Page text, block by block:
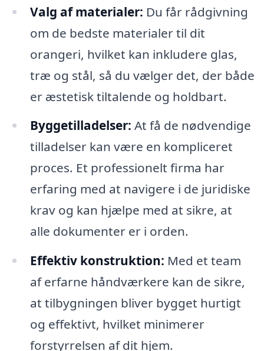
Valg af materialer: Du får rådgivning
om de bedste materialer til dit
orangeri, hvilket kan inkludere glas,
træ og stål, så du vælger det, der både
er æstetisk tiltalende og holdbart.
Byggetilladelser: At få de nødvendige
tilladelser kan være en kompliceret
proces. Et professionelt firma har
erfaring med at navigere i de juridiske
krav og kan hjælpe med at sikre, at
alle dokumenter er i orden.
Effektiv konstruktion: Med et team
af erfarne håndværkere kan de sikre,
at tilbygningen bliver bygget hurtigt
og effektivt, hvilket minimerer
forstyrrelsen af dit hjem.